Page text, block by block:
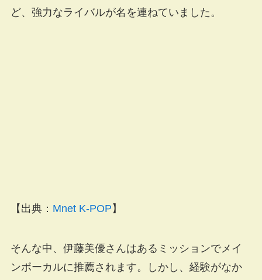
ど、強力なライバルが名を連ねていました。
【出典： Mnet K-POP 】
そんな中、伊藤美優さんはあるミッションでメイ
ンボーカルに推薦されます。しかし、経験がなか